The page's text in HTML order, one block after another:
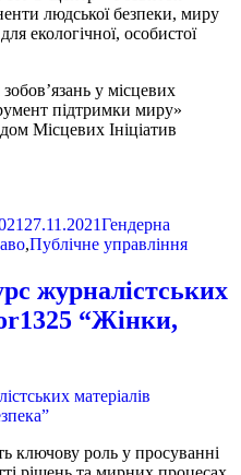
людської безпеки, миру
екологічної, особистої
у місцевих
підтримки миру»
Місцевих Ініціатив
27.11.2021Гендерна
,Публічне управління
журналістських
“Жінки,
ключову роль у просуванні